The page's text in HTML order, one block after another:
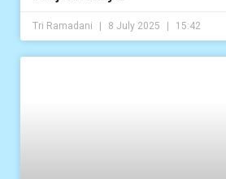
Tri Ramadani 8 July 2025 15:42